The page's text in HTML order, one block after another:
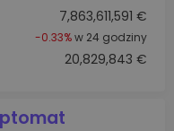
7,863,611,591 €
-0.33%w 24 godziny
20,829,843 €